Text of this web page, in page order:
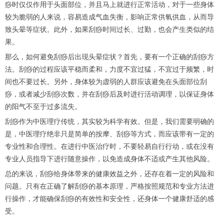
痧时仅仅作用于头面部位，并且马上就进行正常活动，对于一些身体
较为脆弱的人来说，容易造成气血失衡，影响正常供氧供血，从而导
致头晕等症状。此外，如果刮痧时间过长、过勤，也会产生类似的结
果。
那么，如何避免刮痧后出现头晕症状？首先，要有一个正确的刮痧方
法。刮痧的过程应该平稳而柔和，力度不宜过猛，不宜过于频繁，时
间也不要过长。另外，身体较为虚弱的人群应该避免在头面部位刮
痧，或者减少刮痧次数，并在刮痧后及时进行活动调理，以保证身体
的阳气不至于过多流失。
刮痧作为中医理疗传统，其实较为科学有效。但是，我们需要明确的
是，中医理疗绝非只是简单的按摩、刮痧等方式，而应该带有一定的
专业性和合理性。在进行中医治疗时，不要轻易自行行动，或在没有
专业人员指导下进行随意操作，以免造成身体不适或产生其他风险。
总的来说，刮痧给身体带来的健康效益之外，还存在着一定的风险和
问题。只有在正确了解刮痧的基本原理，严格按照规范和专业方法进
行操作，才能确保刮痧的有效性和安全性，还身体一个健康舒适的感
受。